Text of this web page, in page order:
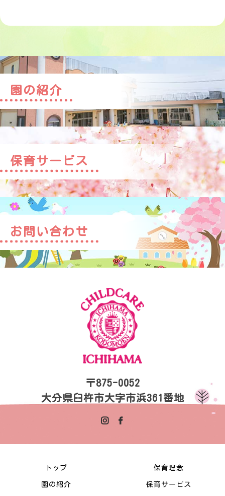
園の紹介
保育サービス
お問い合わせ
〒875-0052
大分県臼杵市大字市浜361番地
トップ 保育理念
園の紹介 保育サービス